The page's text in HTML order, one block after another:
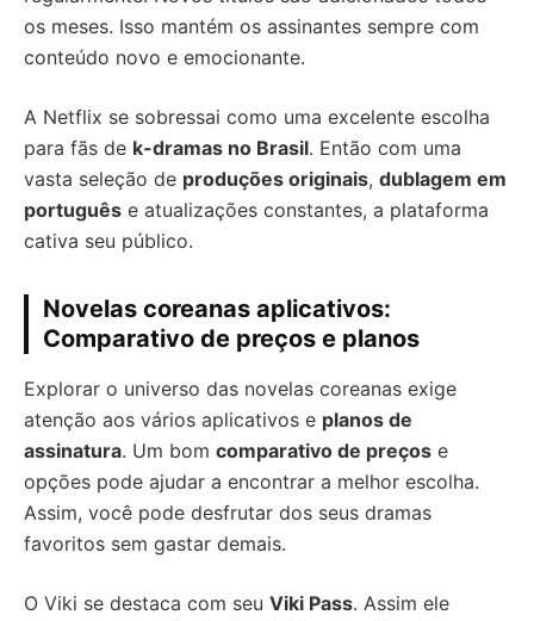
os meses. Isso mantém os assinantes sempre com
conteúdo novo e emocionante.
A Netflix se sobressai como uma excelente escolha
para fãs de k-dramas no Brasil. Então com uma
vasta seleção de produções originais, dublagem em
português e atualizações constantes, a plataforma
cativa seu público.
Novelas coreanas aplicativos:
Comparativo de preços e planos
Explorar o universo das novelas coreanas exige
atenção aos vários aplicativos e planos de
assinatura. Um bom comparativo de preços e
opções pode ajudar a encontrar a melhor escolha.
Assim, você pode desfrutar dos seus dramas
favoritos sem gastar demais.
O Viki se destaca com seu Viki Pass. Assim ele